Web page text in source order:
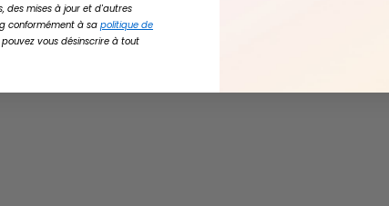
des mises à jour et d'autres
conformément à sa politique de
pouvez vous désinscrire à tout